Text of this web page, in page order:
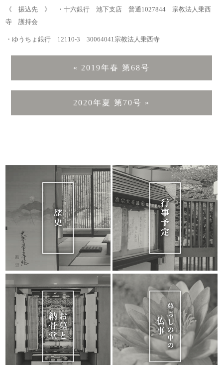
《 振込先 》 ・十六銀行 池下支店 普通1027844 宗教法人乗西
寺 護持会
・ゆうちょ銀行 12110-3 30064041宗教法人乗西寺
« 2019年春 第68号
2020年夏 第70号 »